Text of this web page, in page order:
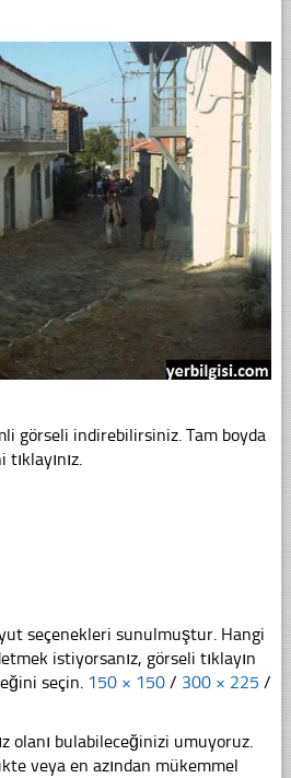
görseli indirebilirsiniz. Tam boyda
seçenekleri sunulmuştur. Hangi
istiyorsanız, görseli tıklayın
seçin. 150 × 150 / 300 × 225 /
olanı bulabileceğinizi umuyoruz.
veya en azından mükemmel